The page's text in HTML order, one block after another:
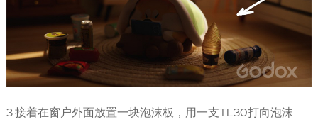
3.接着在窗户外面放置一块泡沫板，用一支TL30打向泡沫